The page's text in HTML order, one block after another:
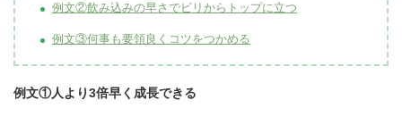
例文②飲み込みの早さでビリからトップに立つ
例文③何事も要領良くコツをつかめる
例文①人より3倍早く成長できる